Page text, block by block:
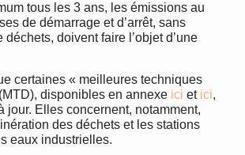
tous les 3 ans, les émissions au
de démarrage et d’arrêt, sans
déchets, doivent faire l’objet d’une
certaines « meilleures techniques
disponibles en annexe ici et ici,
jour. Elles concernent, notamment,
des déchets et les stations
eaux industrielles.